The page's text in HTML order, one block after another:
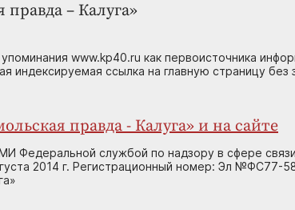
– Калуга»
www.kp40.ru как первоисточника
индексируемая ссылка на главную страницу без
правда - Калуга» и на сайте
Федеральной службой по надзору в сфере связи,
2014 г. Регистрационный номер: Эл №ФС77-